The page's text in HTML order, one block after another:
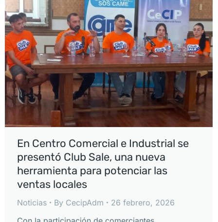
En Centro Comercial e Industrial se
presentó Club Sale, una nueva
herramienta para potenciar las
ventas locales
Noticias By CecipAdm
26 febrero, 2026